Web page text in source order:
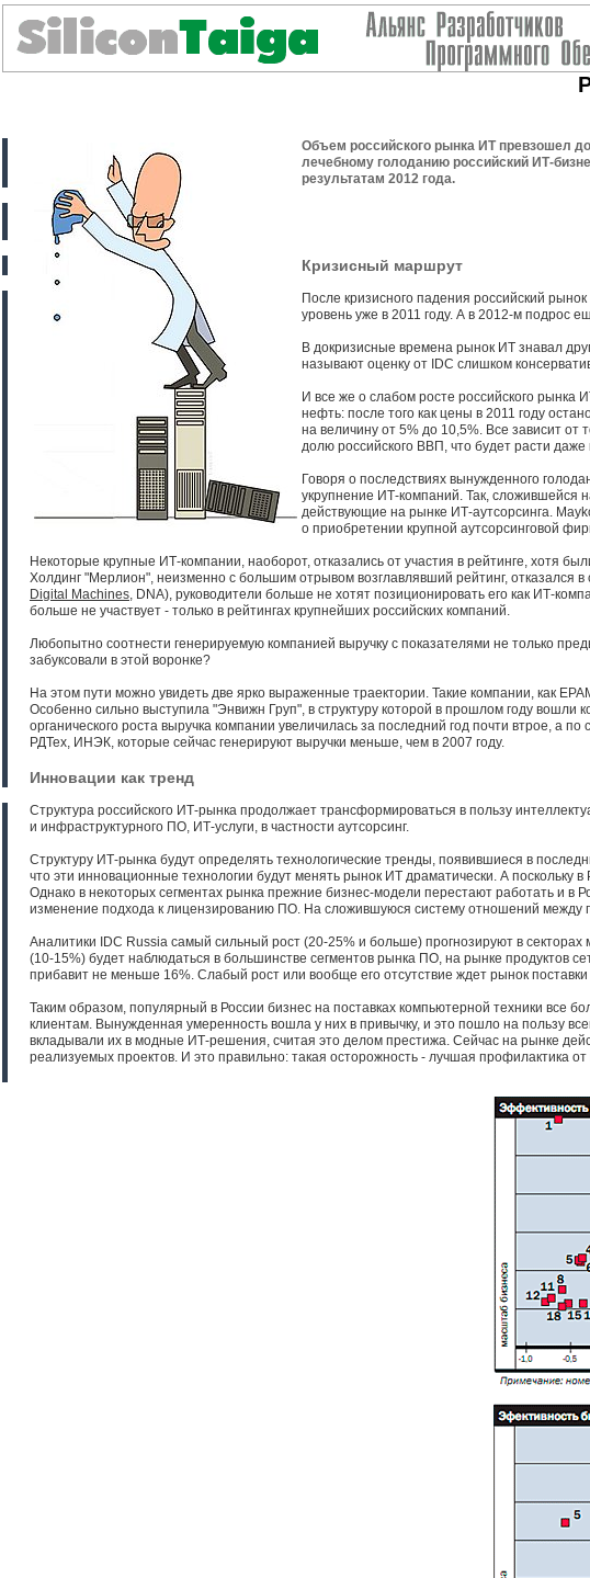
Объем российского рынка ИТ превзошел
лечебному голоданию российский ИТ-
результатам 2012 года.
Кризисный маршрут
После кризисного падения российский
уровень уже в 2011 году. А в 2012-м подрос
В докризисные времена рынок ИТ знавал
называют оценку от IDC слишком
И все же о слабом росте российского рынка
нефть: после того как цены в 2011 году
на величину от 5% до 10,5%. Все зависит от
долю российского ВВП, что будет расти
Говоря о последствиях вынужденного
укрупнение ИТ-компаний. Так, сложившейся
действующие на рынке ИТ-аутсорсинга.
о приобретении крупной аутсорсинговой
Некоторые крупные ИТ-компании, наоборот, отказались от участия в рейтинге, хотя
Холдинг "Мерлион", неизменно с большим отрывом возглавлявший рейтинг,
Digital Machines, DNA), руководители больше не хотят позиционировать его как ИТ-
больше не участвует - только в рейтингах крупнейших российских компаний.
Любопытно соотнести генерируемую компанией выручку с показателями не только
забуксовали в этой воронке?
На этом пути можно увидеть две ярко выраженные траектории. Такие компании, как
Особенно сильно выступила "Энвижн Груп", в структуру которой в прошлом году
органического роста выручка компании увеличилась за последний год почти втрое, а
РДТех, ИНЭК, которые сейчас генерируют выручки меньше, чем в 2007 году.
Инновации как тренд
Структура российского ИТ-рынка продолжает трансформироваться в пользу
и инфраструктурного ПО, ИТ-услуги, в частности аутсорсинг.
Структуру ИТ-рынка будут определять технологические тренды, появившиеся в
что эти инновационные технологии будут менять рынок ИТ драматически. А
Однако в некоторых сегментах рынка прежние бизнес-модели перестают работать и в
изменение подхода к лицензированию ПО. На сложившуюся систему отношений между
Аналитики IDC Russia самый сильный рост (20-25% и больше) прогнозируют в
(10-15%) будет наблюдаться в большинстве сегментов рынка ПО, на рынке продуктов
прибавит не меньше 16%. Слабый рост или вообще его отсутствие ждет рынок
Таким образом, популярный в России бизнес на поставках компьютерной техники все
клиентам. Вынужденная умеренность вошла у них в привычку, и это пошло на пользу
вкладывали их в модные ИТ-решения, считая это делом престижа. Сейчас на рынке
реализуемых проектов. И это правильно: такая осторожность - лучшая профилактика от